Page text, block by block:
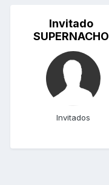
Invitado
SUPERNACHO
Invitados